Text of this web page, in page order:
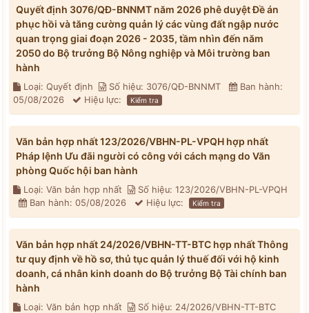
Quyết định 3076/QĐ-BNNMT năm 2026 phê duyệt Đề án
phục hồi và tăng cường quản lý các vùng đất ngập nước
quan trọng giai đoạn 2026 - 2035, tầm nhìn đến năm
2050 do Bộ trưởng Bộ Nông nghiệp và Môi trường ban
hành
Loại: Quyết định Số hiệu: 3076/QĐ-BNNMT
Ban hành:
05/08/2026
Hiệu lực: Kiểm tra
Văn bản hợp nhất 123/2026/VBHN-PL-VPQH hợp nhất
Pháp lệnh Ưu đãi người có công với cách mạng do Văn
phòng Quốc hội ban hành
Loại: Văn bản hợp nhất
Số hiệu: 123/2026/VBHN-PL-VPQH
Ban hành: 05/08/2026
Hiệu lực: Kiểm tra
Văn bản hợp nhất 24/2026/VBHN-TT-BTC hợp nhất Thông
tư quy định về hồ sơ, thủ tục quản lý thuế đối với hộ kinh
doanh, cá nhân kinh doanh do Bộ trưởng Bộ Tài chính ban
hành
Loại: Văn bản hợp nhất
Số hiệu: 24/2026/VBHN-TT-BTC